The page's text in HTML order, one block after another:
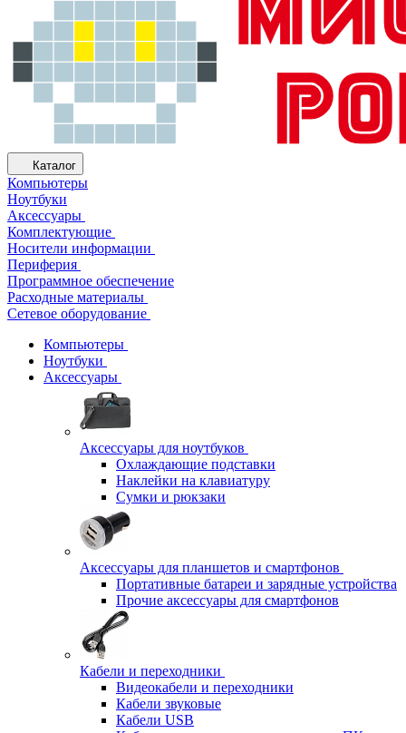
Каталог
Компьютеры
Ноутбуки
Аксессуары
Комплектующие
Носители информации
Периферия
Программное обеспечение
Расходные материалы
Сетевое оборудование
Компьютеры
Ноутбуки
Аксессуары
Аксессуары для ноутбуков
Охлаждающие подставки
Наклейки на клавиатуру
Сумки и рюкзаки
Аксессуары для планшетов и смартфонов
Портативные батареи и зарядные устройства
Прочие аксессуары для смартфонов
Кабели и переходники
Видеокабели и переходники
Кабели звуковые
Кабели USB